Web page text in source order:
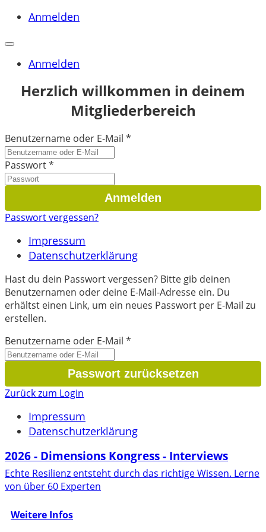
Anmelden
Anmelden
Herzlich willkommen in deinem
Mitgliederbereich
Benutzername oder E-Mail *
Passwort*
Passwort vergessen?
Impressum
Datenschutzerklärung
Hast du dein Passwort vergessen? Bitte gib deinen
Benutzernamen oder deine E-Mail-Adresse ein. Du
erhältst einen Link, um ein neues Passwort per E-Mail zu
erstellen.
Benutzername oder E-Mail *
Zurück zum Login
Impressum
Datenschutzerklärung
2026 - Dimensions Kongress - Interviews
Echte Resilienz entsteht durch das richtige Wissen. Lerne
von über 60 Experten
Weitere Infos